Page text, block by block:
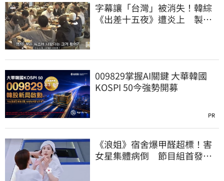
字幕讓「台灣」被消失！韓綜
《出差十五夜》遭炎上 製作
009829掌握AI關鍵 大華韓國
KOSPI 50今強勢開募
PR
《浪姐》宿舍爆甲醛超標！害
女星集體病倒 節目組首發聲